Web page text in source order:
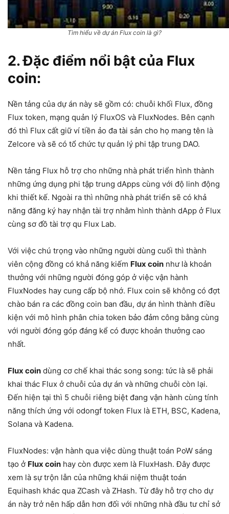
Tìm hiểu về dự án Flux coin là gì?
2. Đặc điểm nổi bật của Flux
coin:
Nền tảng của dự án này sẽ gồm có: chuỗi khối Flux, đồng
Flux token, mạng quản lý FluxOS và FluxNodes. Bên cạnh
đó thì Flux cất giữ ví tiền ảo đa tài sản cho họ mang tên là
Zelcore và sẽ có tổ chức tự quản lý phi tập trung DAO.
Nền tảng Flux hỗ trợ cho những nhà phát triển hình thành
những ứng dụng phi tập trung dApps cùng với độ linh động
khi thiết kế. Ngoài ra thì những nhà phát triển sẽ có khả
năng đăng ký hay nhận tài trợ nhằm hình thành dApp ở Flux
cùng sơ đồ tài trợ qu Flux Lab.
Với việc chú trọng vào những người dùng cuối thì thành
viên cộng đồng có khả năng kiếm Flux coin như là khoản
thưởng với những người đóng góp ở việc vận hành
FluxNodes hay cung cấp bộ nhớ. Flux coin sẽ không có đợt
chào bán ra các đồng coin ban đầu, dự án hình thành điều
kiện với mô hình phân chia token bảo đảm công bằng cùng
với người đóng góp đáng kể có được khoản thưởng cao
nhất.
Flux coin dùng cơ chế khai thác song song: tức là sẽ phải
khai thác Flux ở chuỗi của dự án và những chuỗi còn lại.
Đến hiện tại thì 5 chuỗi riêng biệt đang vận hành cùng tính
năng thích ứng với odongf token Flux là ETH, BSC, Kadena,
Solana và Kadena.
FluxNodes: vận hành qua việc dùng thuật toán PoW sáng
tạo ở Flux coin hay còn được xem là FluxHash. Đây được
xem là sự trộn lẫn của những khái niệm thuật toán
Equihash khác qua ZCash và ZHash. Từ đây hỗ trợ cho dự
án này trở nên hấp dẫn hơn đối với những nhà đầu tư chỉ sở